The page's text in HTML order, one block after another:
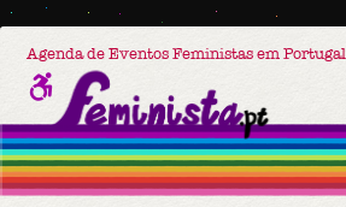
Agenda de Eventos Feministas em Portugal